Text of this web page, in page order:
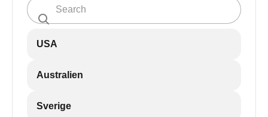
USA
Australien
Sverige